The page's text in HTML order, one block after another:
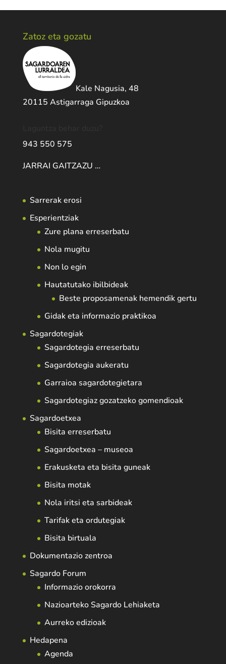
Zatoz eta gozatu
Kale Nagusia, 48
20115 Astigarraga Gipuzkoa
943 550 575
JARRAI GAITZAZU …
Sarrerak erosi
Esperientziak
Zure plana erreserbatu
Nola mugitu
Non lo egin
Hautatutako ibilbideak
Beste proposamenak hemendik gertu
Gidak eta informazio praktikoa
Sagardotegiak
Sagardotegia erreserbatu
Sagardotegia aukeratu
Garraioa sagardotegietara
Sagardotegiaz gozatzeko gomendioak
Sagardoetxea
Bisita erreserbatu
Sagardoetxea – museoa
Erakusketa eta bisita guneak
Bisita motak
Nola iritsi eta sarbideak
Tarifak eta ordutegiak
Bisita birtuala
Dokumentazio zentroa
Sagardo Forum
Informazio orokorra
Nazioarteko Sagardo Lehiaketa
Aurreko edizioak
Hedapena
Agenda